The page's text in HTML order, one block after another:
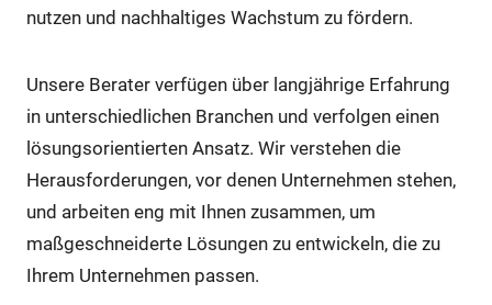
nutzen und nachhaltiges Wachstum zu fördern.
Unsere Berater verfügen über langjährige Erfahrung
in unterschiedlichen Branchen und verfolgen einen
lösungsorientierten Ansatz. Wir verstehen die
Herausforderungen, vor denen Unternehmen stehen,
und arbeiten eng mit Ihnen zusammen, um
maßgeschneiderte Lösungen zu entwickeln, die zu
Ihrem Unternehmen passen.